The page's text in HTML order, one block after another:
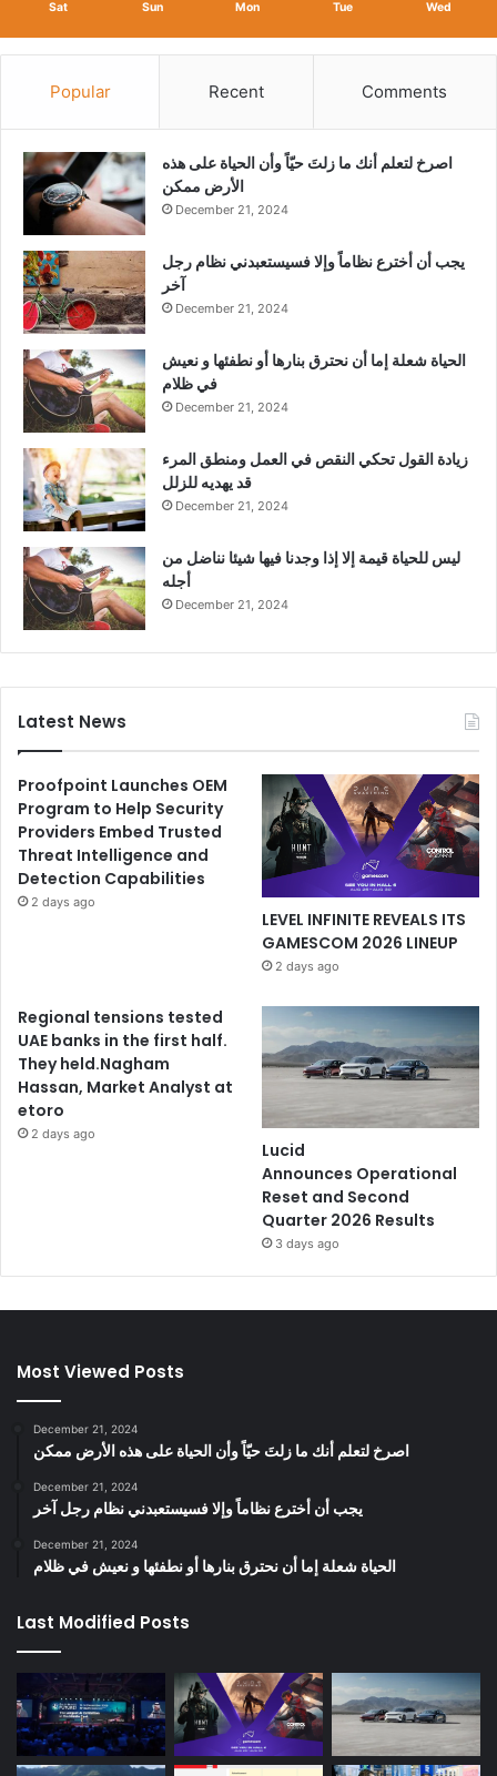
Sat Sun Mon Tue Wed
Popular Recent Comments
‫اصرخ لتعلم أنك ما زلتَ حيّاً وأن الحياة على هذه
الأرض ممكن
December 21, 2024
يجب أن أخترع نظاماً وإلا فسيستعبدني نظام رجل
آخر
December 21, 2024
الحياة شعلة إما أن نحترق بنارها أو نطفئها و نعيش
في ظلام
December 21, 2024
زيادة القول تحكي النقص في العمل ومنطق المرء
قد يهديه للزلل
December 21, 2024
ليس للحياة قيمة إلا إذا وجدنا فيها شيئا نناضل من
أجله
December 21, 2024
Latest News
Proofpoint Launches OEM
Program to Help Security
Providers Embed Trusted
Threat Intelligence and
Detection Capabilities
2 days ago
LEVEL INFINITE REVEALS ITS
GAMESCOM 2026 LINEUP
2 days ago
Regional tensions tested
UAE banks in the first half.
They held.Nagham
Hassan, Market Analyst at
etoro
2 days ago
Lucid
Announces Operational
Reset and Second
Quarter 2026 Results
3 days ago
Most Viewed Posts
December 21, 2024
‫اصرخ لتعلم أنك ما زلتَ حيّاً وأن الحياة على هذه الأرض ممكن
December 21, 2024
يجب أن أخترع نظاماً وإلا فسيستعبدني نظام رجل آخر
December 21, 2024
الحياة شعلة إما أن نحترق بنارها أو نطفئها و نعيش في ظلام
Last Modified Posts